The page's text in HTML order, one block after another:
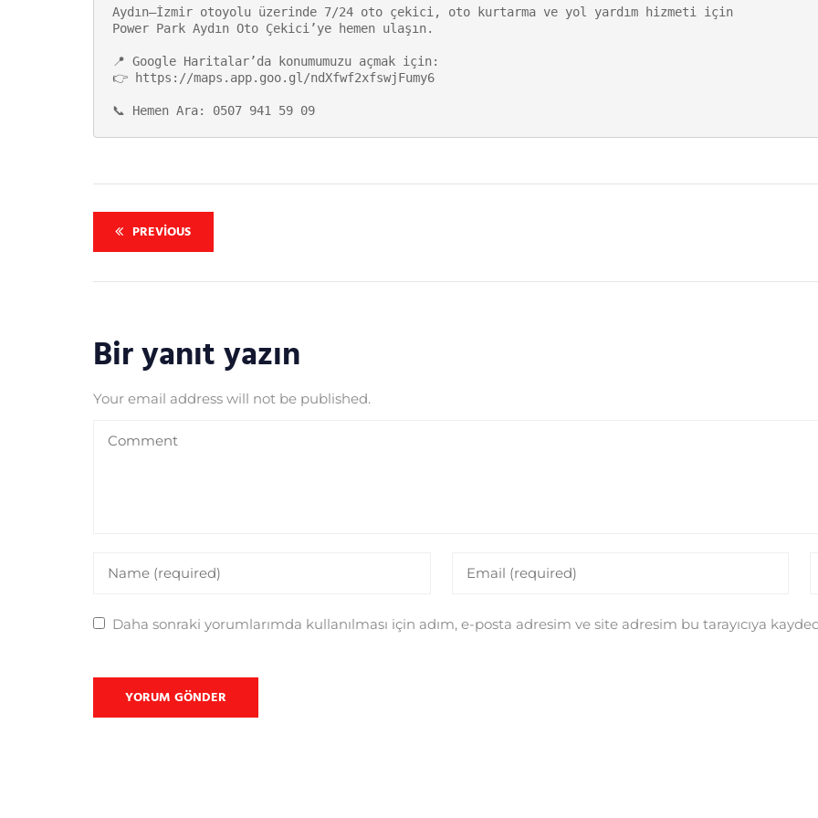
Aydın–İzmir otoyolu üzerinde 7/24 oto çekici, oto kurtarma ve yol yardım hizmeti için
Power Park Aydın Oto Çekici’ye hemen ulaşın.
📍 Google Haritalar’da konumumuzu açmak için:
👉 https://maps.app.goo.gl/ndXfwf2xfswjFumy6
📞 Hemen Ara: 0507 941 59 09
PREVIOUS
Bir yanıt yazın
Your email address will not be published.
Daha sonraki yorumlarımda kullanılması için adım, e-posta adresim ve site adresim bu tarayıcıya